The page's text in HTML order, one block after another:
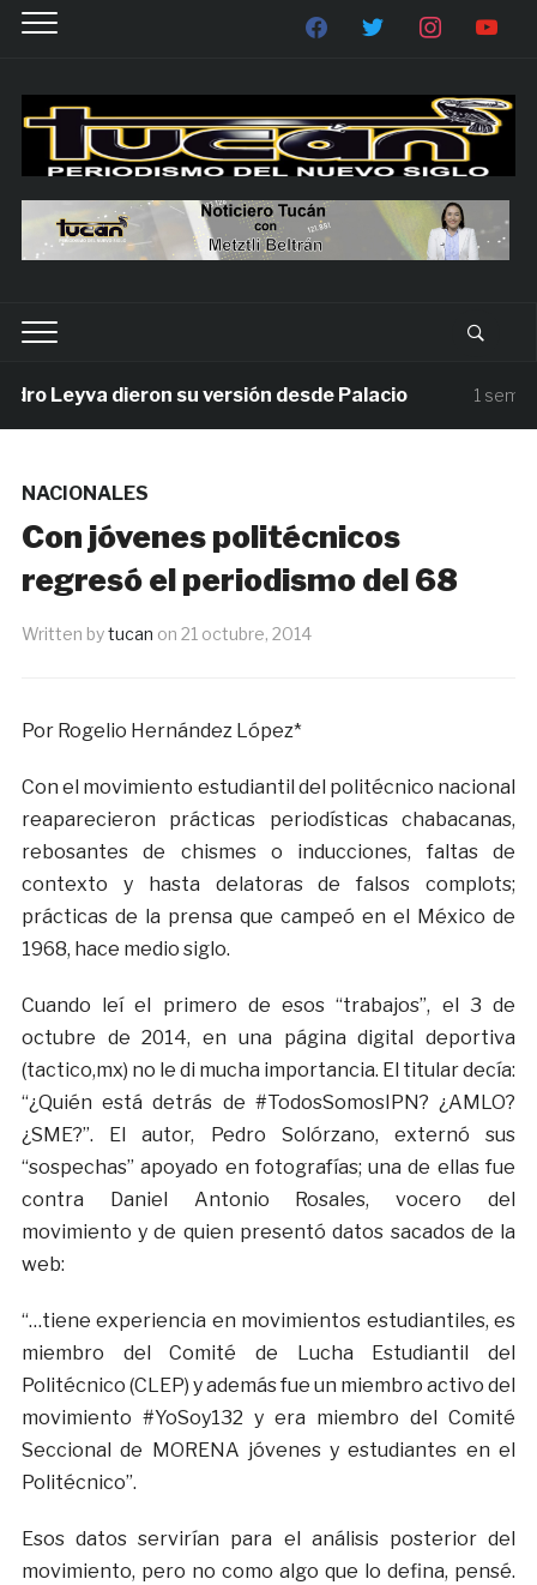
dieron su versión desde Palacio 1 semana ago
NACIONALES
Con jóvenes politécnicos
regresó el periodismo del 68
Written bytucan on 21 octubre, 2014
Por Rogelio Hernández López*
Con el movimiento estudiantil del politécnico nacional
reaparecieron prácticas periodísticas chabacanas,
rebosantes de chismes o inducciones, faltas de
contexto y hasta delatoras de falsos complots;
prácticas de la prensa que campeó en el México de
1968, hace medio siglo.
Cuando leí el primero de esos “trabajos”, el 3 de
octubre de 2014, en una página digital deportiva
(tactico,mx) no le di mucha importancia. El titular decía:
“¿Quién está detrás de #TodosSomosIPN? ¿AMLO?
¿SME?”. El autor, Pedro Solórzano, externó sus
“sospechas” apoyado en fotografías; una de ellas fue
contra Daniel Antonio Rosales, vocero del
movimiento y de quien presentó datos sacados de la
web:
“…tiene experiencia en movimientos estudiantiles, es
miembro del Comité de Lucha Estudiantil del
Politécnico (CLEP) y además fue un miembro activo del
movimiento #YoSoy132 y era miembro del Comité
Seccional de MORENA jóvenes y estudiantes en el
Politécnico”.
Esos datos servirían para el análisis posterior del
movimiento, pero no como algo que lo defina, pensé.